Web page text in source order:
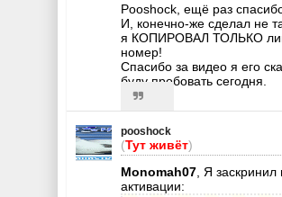
Pooshock, ещё раз
И, конечно-же сделал не
я КОПИРОВАЛ ТОЛЬКО
номер!
Спасибо за видео я его
буду пробовать сегодня.
pooshock
(Тут живёт)
Monomah07 , Я
активации: